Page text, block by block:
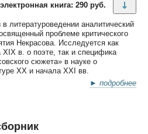
электронная книга: 290 руб.
литературоведении аналитический
проблеме критического
Некрасова. Исследуется как
XIX в. о поэте, так и специфика
сюжета» в науке о
ХХ и начала XXI вв.
► подробнее